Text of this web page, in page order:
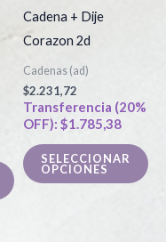
Cadena + Dije
Corazon 2d
Cadenas (ad)
$2.231,72
Transferencia (20%
OFF): $1.785,38
SELECCIONAR
OPCIONES